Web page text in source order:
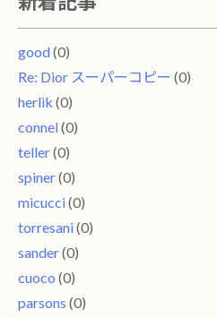
good(0)
Re: Dior スーパーコピー (0)
herlik (0)
connel(0)
teller(0)
spiner(0)
micucci(0)
torresani(0)
sander(0)
cuoco (0)
parsons (0)